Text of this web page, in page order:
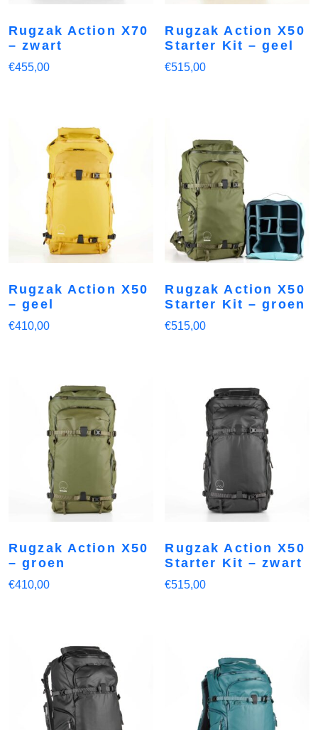
Rugzak Action X70
– zwart
€455,00
Rugzak Action X50
Starter Kit – geel
€515,00
Rugzak Action X50
– geel
€410,00
Rugzak Action X50
Starter Kit – groen
€515,00
Rugzak Action X50
– groen
€410,00
Rugzak Action X50
Starter Kit – zwart
€515,00